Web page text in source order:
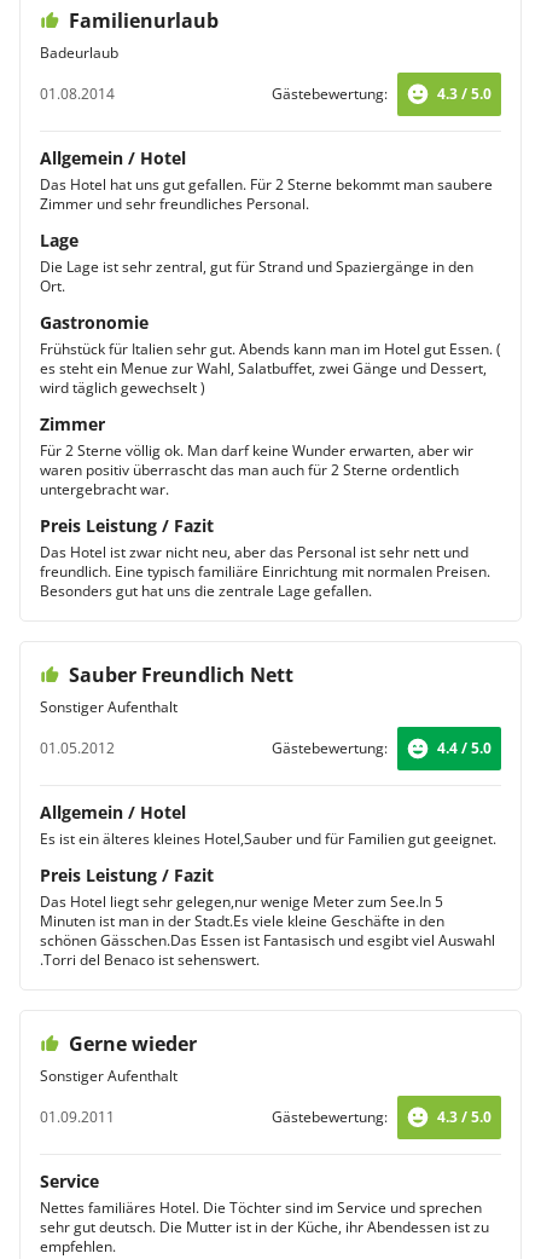
Familienurlaub
Badeurlaub
01.08.2014
Gästebewertung: 4.3 / 5.0
Allgemein / Hotel
Das Hotel hat uns gut gefallen. Für 2 Sterne bekommt man saubere
Zimmer und sehr freundliches Personal.
Lage
Die Lage ist sehr zentral, gut für Strand und Spaziergänge in den
Ort.
Gastronomie
Frühstück für Italien sehr gut. Abends kann man im Hotel gut Essen. (
es steht ein Menue zur Wahl, Salatbuffet, zwei Gänge und Dessert,
wird täglich gewechselt )
Zimmer
Für 2 Sterne völlig ok. Man darf keine Wunder erwarten, aber wir
waren positiv überrascht das man auch für 2 Sterne ordentlich
untergebracht war.
Preis Leistung / Fazit
Das Hotel ist zwar nicht neu, aber das Personal ist sehr nett und
freundlich. Eine typisch familiäre Einrichtung mit normalen Preisen.
Besonders gut hat uns die zentrale Lage gefallen.
Sauber Freundlich Nett
Sonstiger Aufenthalt
01.05.2012
Gästebewertung: 4.4 / 5.0
Allgemein / Hotel
Es ist ein älteres kleines Hotel,Sauber und für Familien gut geeignet.
Preis Leistung / Fazit
Das Hotel liegt sehr gelegen,nur wenige Meter zum See.In 5
Minuten ist man in der Stadt.Es viele kleine Geschäfte in den
schönen Gässchen.Das Essen ist Fantasisch und esgibt viel Auswahl
.Torri del Benaco ist sehenswert.
Gerne wieder
Sonstiger Aufenthalt
01.09.2011
Gästebewertung: 4.3 / 5.0
Service
Nettes familiäres Hotel. Die Töchter sind im Service und sprechen
sehr gut deutsch. Die Mutter ist in der Küche, ihr Abendessen ist zu
empfehlen.